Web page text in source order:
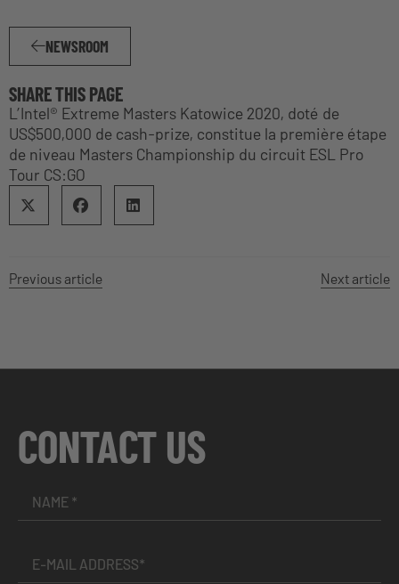
NEWSROOM
SHARE THIS PAGE
L’Intel® Extreme Masters Katowice 2020, doté de
US$500,000 de cash-prize, constitue la première étape
de niveau Masters Championship du circuit ESL Pro
Tour CS:GO
Previous article Next article
CONTACT US